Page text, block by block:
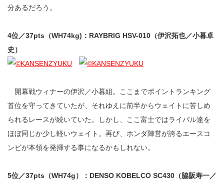
分あるだろう。
4位／37pts（WH74kg)：RAYBRIG HSV-010（伊沢拓也／小暮卓
史）
開幕戦ウィナーの伊沢／小暮組。ここまでポイントランキング
首位を守ってきていたが、それゆえに前半からウェイトに苦しめ
られるレースが続いていた。しかし、ここ富士ではライバル達を
ほぼ同じか少し軽いウェイト。再び、ホンダ陣営が誇るエースコ
ンビが本領を発揮する事になるかもしれない。
5位／37pts（WH74g）：DENSO KOBELCO SC430（脇阪寿一／